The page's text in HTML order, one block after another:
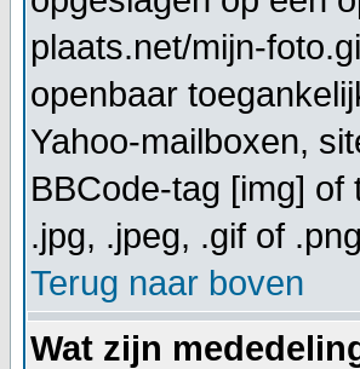
plaats.net/mijn-
openbaar
Yahoo-mailboxen,
BBCode-tag [img] of
.jpg, .jpeg, .gif of
Terug naar boven
Wat zijn